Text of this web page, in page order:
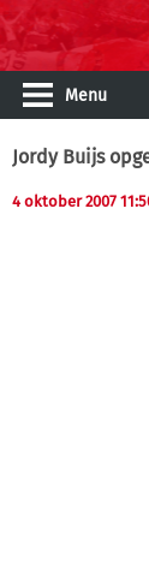
Menu
Jordy Buijs
4 oktober 2007